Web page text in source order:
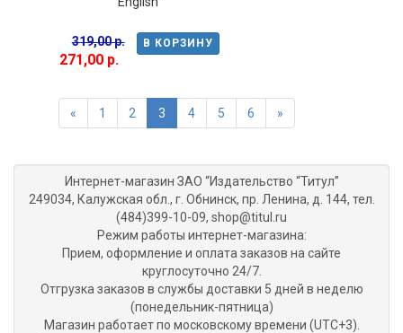
В КОРЗИНУ
319,00 р.
271,00 р.
« 1 2 3 4 5 6 »
Интернет-магазин ЗАО “Издательство “Титул”
249034, Калужская обл., г. Обнинск, пр. Ленина, д. 144, тел.
(484)399-10-09, shop@titul.ru
Режим работы интернет-магазина:
Прием, оформление и оплата заказов на сайте
круглосуточно 24/7.
Отгрузка заказов в службы доставки 5 дней в неделю
(понедельник-пятница)
Магазин работает по московскому времени (UTC+3).